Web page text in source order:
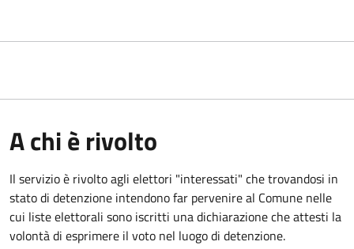
A chi è rivolto
Il servizio è rivolto agli elettori "interessati" che trovandosi in
stato di detenzione intendono far pervenire al Comune nelle
cui liste elettorali sono iscritti una dichiarazione che attesti la
volontà di esprimere il voto nel luogo di detenzione.